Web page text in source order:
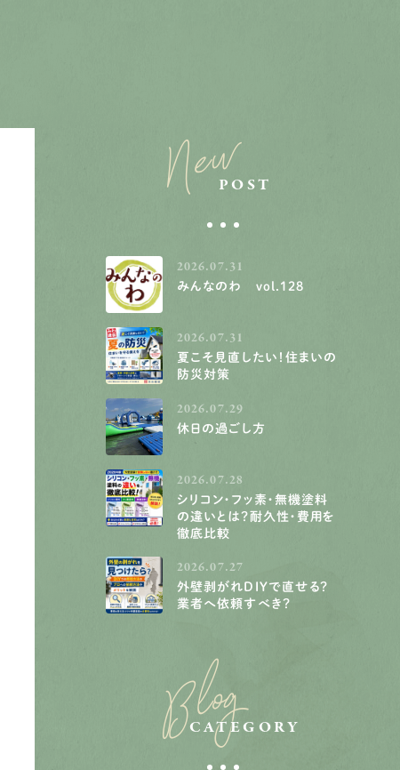
NewPOST
2026.07.31
みんなのわ vol.128
2026.07.31
夏こそ見直したい！住まいの
防災対策
2026.07.29
休日の過ごし方
2026.07.28
シリコン・フッ素・無機塗料
の違いとは？耐久性・費用を
徹底比較
2026.07.27
外壁剥がれDIYで直せる？
業者へ依頼すべき？
Blog
CATEGORY